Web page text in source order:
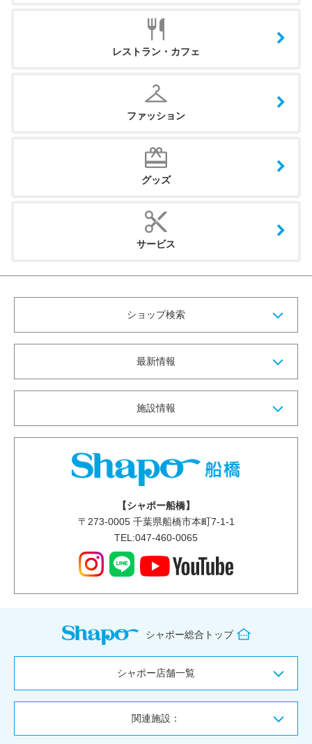
レストラン・カフェ
ファッション
グッズ
サービス
ショップ検索
最新情報
施設情報
【シャポー船橋】
〒 273-0005千葉県船橋市本町7-1-1
TEL:047-460-0065
シャポー総合トップ
シャポー店舗一覧
関連施設：